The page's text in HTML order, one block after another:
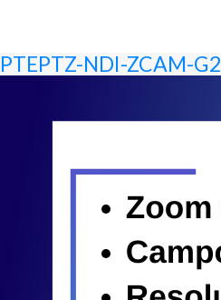
PTEPTZ-NDI-ZCAM-G2